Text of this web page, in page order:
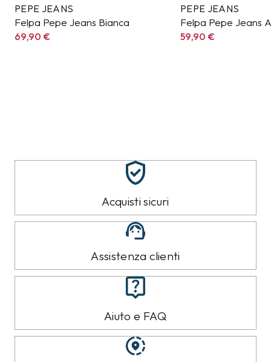
PEPE JEANS
Felpa Pepe Jeans Bianca
69,90€
PEPE JEANS
Felpa Pepe Jeans
59,90€
Acquisti sicuri
Assistenza clienti
Aiuto e FAQ